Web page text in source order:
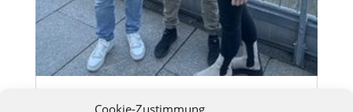
Cookie-Zustimmung
00.00.2026 Grillfest bei Närrin des Jahres